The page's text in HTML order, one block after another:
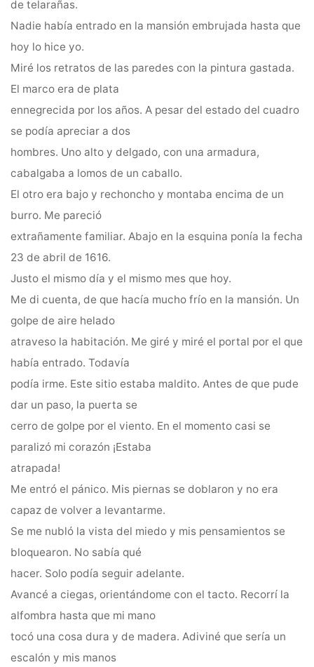
de telarañas.
Nadie había entrado en la mansión embrujada hasta que
hoy lo hice yo.
Miré los retratos de las paredes con la pintura gastada.
El marco era de plata
ennegrecida por los años. A pesar del estado del cuadro
se podía apreciar a dos
hombres. Uno alto y delgado, con una armadura,
cabalgaba a lomos de un caballo.
El otro era bajo y rechoncho y montaba encima de un
burro. Me pareció
extrañamente familiar. Abajo en la esquina ponía la fecha
23 de abril de 1616.
Justo el mismo día y el mismo mes que hoy.
Me di cuenta, de que hacía mucho frío en la mansión. Un
golpe de aire helado
atraveso la habitación. Me giré y miré el portal por el que
había entrado. Todavía
podía irme. Este sitio estaba maldito. Antes de que pude
dar un paso, la puerta se
cerro de golpe por el viento. En el momento casi se
paralizó mi corazón ¡Estaba
atrapada!
Me entró el pánico. Mis piernas se doblaron y no era
capaz de volver a levantarme.
Se me nubló la vista del miedo y mis pensamientos se
bloquearon. No sabía qué
hacer. Solo podía seguir adelante.
Avancé a ciegas, orientándome con el tacto. Recorrí la
alfombra hasta que mi mano
tocó una cosa dura y de madera. Adiviné que sería un
escalón y mis manos